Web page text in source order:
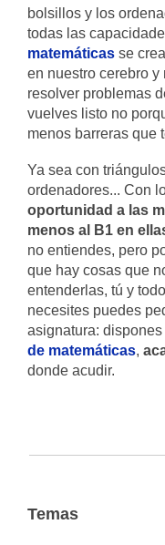
bolsillos y los
todas las
matemáticas se
en nuestro cerebro y
resolver problemas
vuelves listo no
menos barreras que
Ya sea con
ordenadores... Con
oportunidad a las
menos al B1 en
no entiendes, pero
que hay cosas que
entenderlas, tú y
necesites puedes
asignatura:
de matemáticas,
donde acudir.
Temas